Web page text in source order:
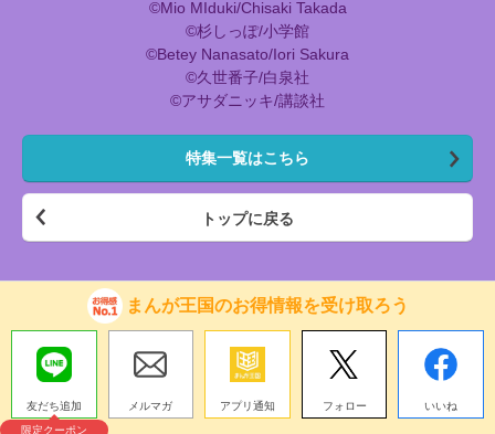
©Mio MIduki/Chisaki Takada
©杉しっぽ/小学館
©Betey Nanasato/Iori Sakura
©久世番子/白泉社
©アサダニッキ/講談社
特集一覧はこちら
トップに戻る
まんが王国のお得情報を受け取ろう
友だち追加
限定クーポン
メルマガ アプリ通知 フォロー いいね